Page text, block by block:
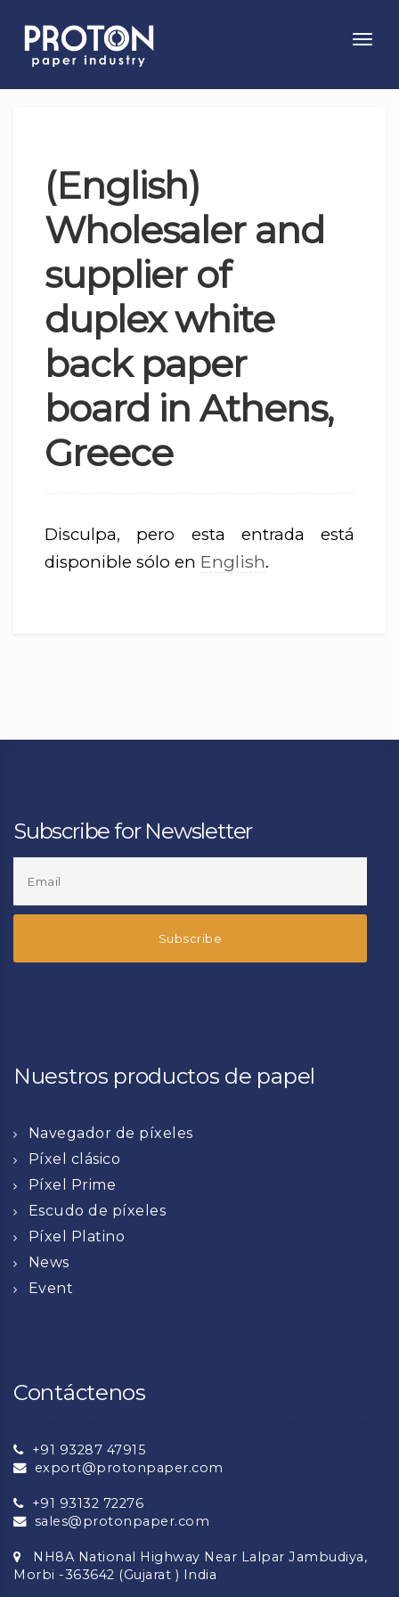
(English)
Wholesaler and
supplier of
duplex white
back paper
board in Athens,
Greece
Disculpa, pero esta entrada está
disponible sólo en English.
Subscribe for Newsletter
Nuestros productos de papel
Navegador de píxeles
Píxel clásico
Píxel Prime
Escudo de píxeles
Píxel Platino
News
Event
Contáctenos
+91 93287 47915
export@protonpaper.com
+91 93132 72276
sales@protonpaper.com
NH8A National Highway Near Lalpar Jambudiya,
Morbi -363642 (Gujarat ) India